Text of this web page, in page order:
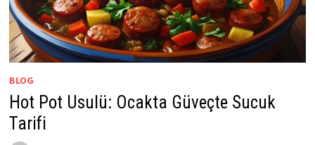
BLOG
Hot Pot Usulü: Ocakta Güveçte Sucuk
Tarifi